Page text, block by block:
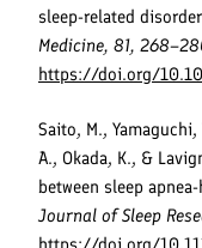
sleep-related
Medicine, 81,
https://doi.org/
Saito, M., Yamaguchi,
A., Okada, K., &
between sleep
Journal of Sleep